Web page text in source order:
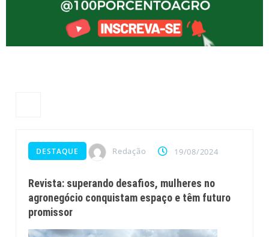
DESTAQUE Redação 19/08/2024
Revista: superando desafios, mulheres no
agronegócio conquistam espaço e têm futuro
promissor